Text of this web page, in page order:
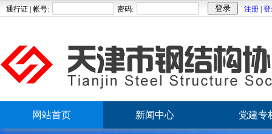
通行证 | 帐号: 密码: 注册
网站首页 新闻中心 党建专